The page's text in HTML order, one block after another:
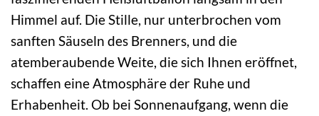
Himmel auf. Die Stille, nur unterbrochen vom
sanften Säuseln des Brenners, und die
atemberaubende Weite, die sich Ihnen eröffnet,
schaffen eine Atmosphäre der Ruhe und
Erhabenheit. Ob bei Sonnenaufgang, wenn die